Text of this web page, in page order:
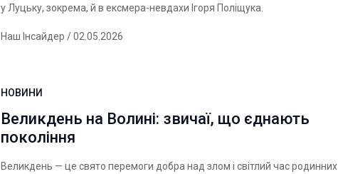
у Луцьку, зокрема, й в ексмера-невдахи Ігоря Поліщука.
Наш Інсайдер / 02.05.2026
НОВИНИ
Великдень на Волині: звичаї, що єднають
покоління
Великдень — це свято перемоги добра над злом і світлий час родинних